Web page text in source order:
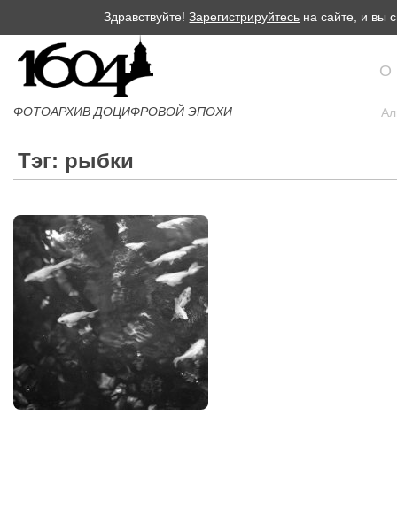
Здравствуйте!Зарегистрируйтесь на сайте, и вы
ФОТОАРХИВ ДОЦИФРОВОЙ ЭПОХИ
О
Тэг: рыбки